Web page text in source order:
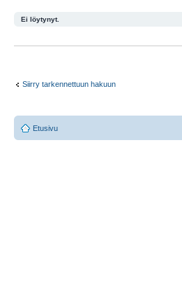
Ei löytynyt.
Siirry tarkennettuun hakuun
Etusivu